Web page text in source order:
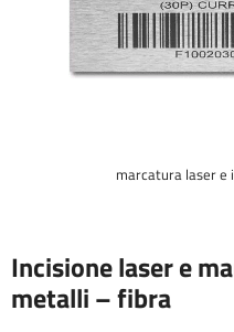
marcatura laser e
Incisione laser e
metalli – fibra